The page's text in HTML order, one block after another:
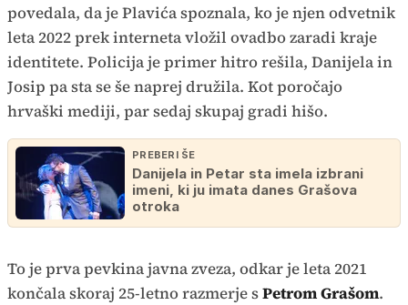
povedala, da je Plavića spoznala, ko je njen odvetnik
leta 2022 prek interneta vložil ovadbo zaradi kraje
identitete. Policija je primer hitro rešila, Danijela in
Josip pa sta se še naprej družila. Kot poročajo
hrvaški mediji, par sedaj skupaj gradi hišo.
PREBERI ŠE
Danijela in Petar sta imela izbrani
imeni, ki ju imata danes Grašova
otroka
To je prva pevkina javna zveza, odkar je leta 2021
končala skoraj 25-letno razmerje sPetrom Grašom.